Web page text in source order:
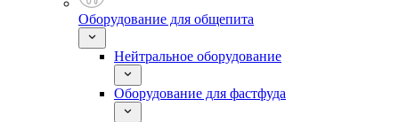
Оборудование для общепита
Нейтральное оборудование
Оборудование для фастфуда